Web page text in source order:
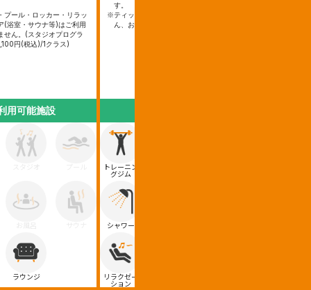
プール・ロッカー・リラッ
(浴室・サウナ等)はご利用
せん。(スタジオプログラ
円(税込)/1クラス)
用可能施設
ラウンジ
す。
※ティップネス・キッズ会員のお父さ
ん、お母さんが対象です。
トレーニン
グジム
シャワー
リラクゼー
ション